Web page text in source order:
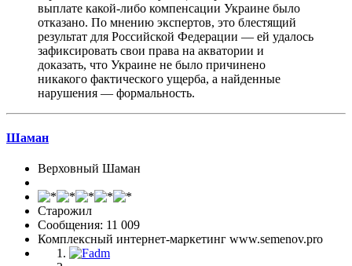
выплате какой-либо компенсации Украине было
отказано. По мнению экспертов, это блестящий
результат для Российской Федерации — ей удалось
зафиксировать свои права на акватории и
доказать, что Украине не было причинено
никакого фактического ущерба, а найденные
нарушения — формальность.
Шаман
Верховный Шаман
Старожил
Сообщения: 11 009
Комплексный интернет-маркетинг www.semenov.pro